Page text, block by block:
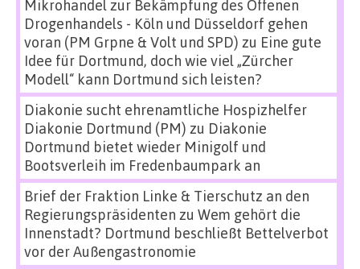
Mikrohandel zur Bekämpfung des Offenen
Drogenhandels - Köln und Düsseldorf gehen
voran (PM Grpne & Volt und SPD) zu Eine gute
Idee für Dortmund, doch wie viel „Zürcher
Modell“ kann Dortmund sich leisten?
Diakonie sucht ehrenamtliche Hospizhelfer
Diakonie Dortmund (PM) zu Diakonie
Dortmund bietet wieder Minigolf und
Bootsverleih im Fredenbaumpark an
Brief der Fraktion Linke & Tierschutz an den
Regierungspräsidenten zu Wem gehört die
Innenstadt? Dortmund beschließt Bettelverbot
vor der Außengastronomie